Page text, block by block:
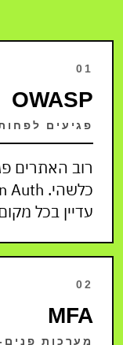
01
OWASP
פגיעים
עדיין בכל
02
MFA
מערכות